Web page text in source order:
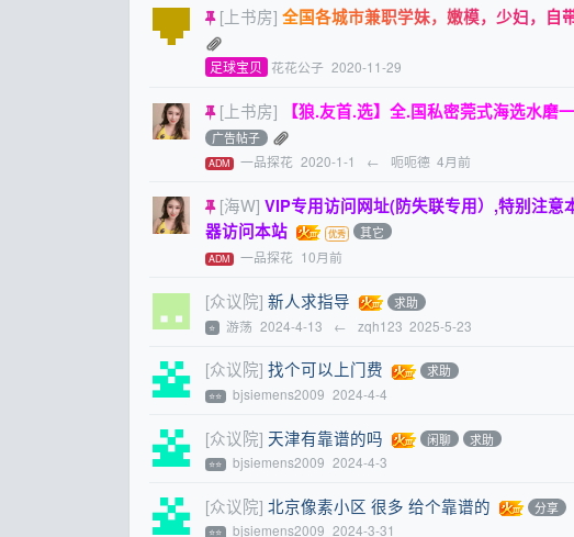
[上书房] 全国各城市兼职学妹，嫩模，少妇，自
足球宝贝 花花公子 2020-11-29
[上书房] 【狼.友首.选】全.国私密莞式海选水磨
广告帖子
ADM 一品探花 2020-1-1 ← 呃呃德 4月前
[海W] VIP专用访问网址(防失联专用）,特别注
器访问本站
其它
ADM 一品探花 10月前
[众议院] 新人求指导 求助
⭐ 游荡 2024-4-13 ← zqh123 2025-5-23
[众议院] 找个可以上门费 求助
⭐⭐ bjsiemens2009 2024-4-4
[众议院] 天津有靠谱的吗 闲聊 求助
⭐⭐ bjsiemens2009 2024-4-3
[众议院] 北京像素小区 很多 给个靠谱的 分享
⭐⭐ bjsiemens2009 2024-3-31